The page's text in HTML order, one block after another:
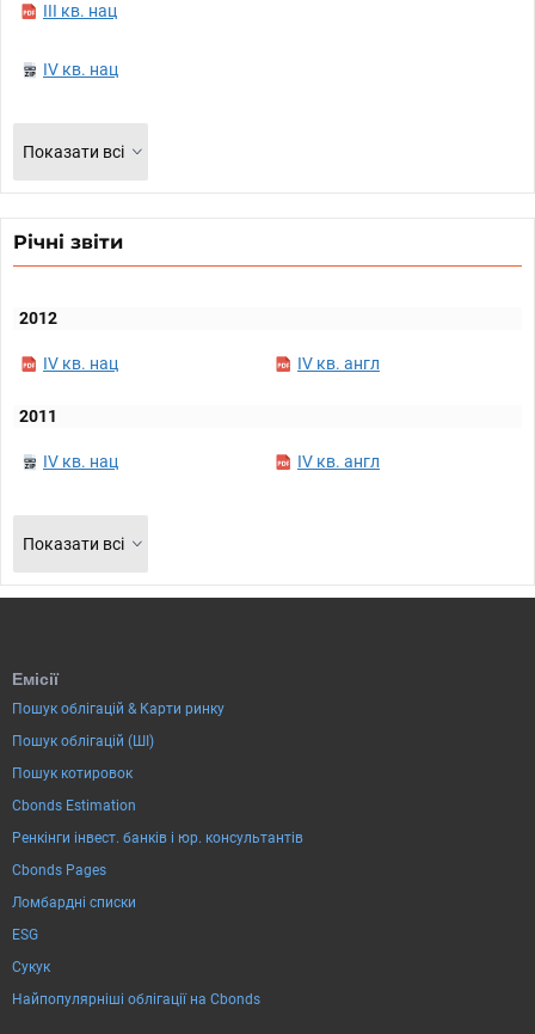
III кв. нац
IV кв. нац
Показати всі
Річні звіти
2012
IV кв. нац IV кв. англ
2011
IV кв. нац IV кв. англ
Показати всі
Емісії
Пошук облігацій & Карти ринку
Пошук облігацій (ШІ)
Пошук котировок
Cbonds Estimation
Ренкінги інвест. банків і юр. консультантів
Cbonds Pages
Ломбардні списки
ESG
Сукук
Найпопулярніші облігації на Cbonds